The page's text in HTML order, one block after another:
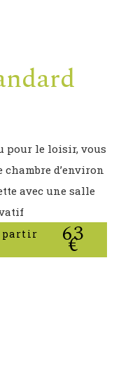
pour le loisir, vous
d’environ
avec une salle
partir
63
€